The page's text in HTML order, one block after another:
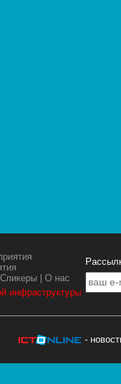
Спикеры |О нас
инфраструктуры
-